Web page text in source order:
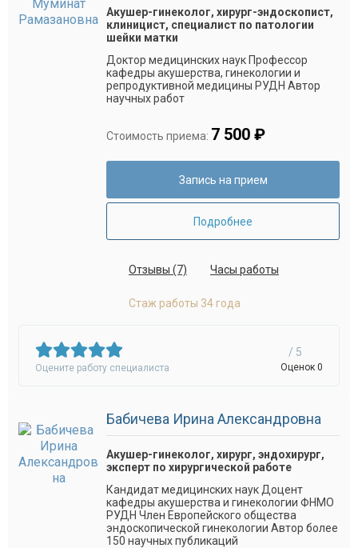
Акушер-гинеколог, хирург-эндоскопист,
клиницист, специалист по патологии
шейки матки
Доктор медицинских наук Профессор
кафедры акушерства, гинекологии и
репродуктивной медицины РУДН Автор
научных работ
Стоимость приема: 7 500 ₽
Запись на прием
Подробнее
Отзывы (7) Часы работы
Стаж работы 34 года
Оцените работу специалиста
/ 5
Оценок 0
Бабичева Ирина Александровна
Акушер-гинеколог, хирург, эндохирург,
эксперт по хирургической работе
Кандидат медицинских наук Доцент
кафедры акушерства и гинекологии ФНМО
РУДН Член Европейского общества
эндоскопической гинекологии Автор более
150 научных публикаций